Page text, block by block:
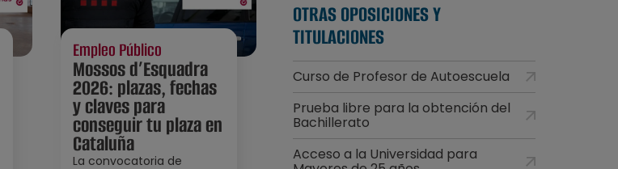
Empleo Público
Mossos d’Esquadra
2026: plazas, fechas
y claves para
conseguir tu plaza en
Cataluña
La convocatoria de
OTRAS OPOSICIONES Y
TITULACIONES
Curso de Profesor de Autoescuela
Prueba libre para la obtención del
Bachillerato
Acceso a la Universidad para